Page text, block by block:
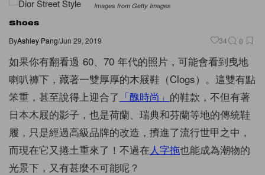
Images from Getty Images
Shoes
ByAshley Pang/Jun 29, 2019 34 0
如果你有翻看過 60、70 年代的照片，可能會看到曳地
喇叭褲下，藏著一雙厚厚的木屐鞋（Clogs）。這雙有點
笨重，甚至說得上迎合了 「醜時尚」 的鞋款，不但有著
日本木屐的影子，也是荷蘭、瑞典和芬蘭等地的傳統鞋
履，只是經過高級品牌的改造，擠進了流行世甲之中，
而現在它又捲土重來了！不過在 人字拖也能成為潮物的
光景下，又有甚麼不可能呢？